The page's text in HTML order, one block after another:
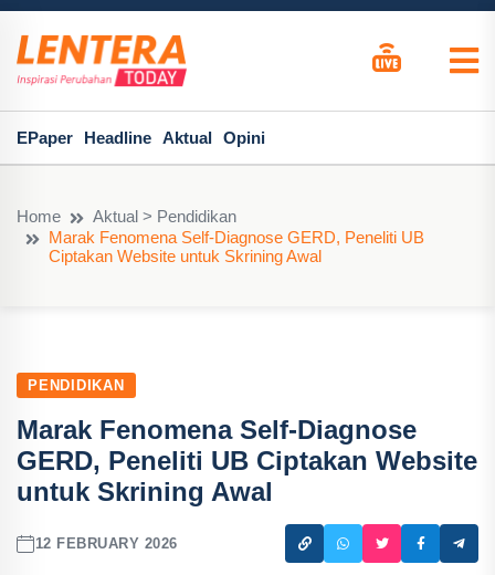
EPaper Headline Aktual Opini
Home
Aktual > Pendidikan
Marak Fenomena Self-Diagnose GERD, Peneliti UB
Ciptakan Website untuk Skrining Awal
PENDIDIKAN
Marak Fenomena Self-Diagnose
GERD, Peneliti UB Ciptakan Website
untuk Skrining Awal
12 FEBRUARY 2026